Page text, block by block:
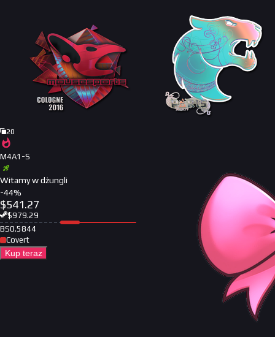
20
M4A1-S
Witamy w dżungli
-44%
$541.27
$979.29
BS0.5844
Covert
Kup teraz